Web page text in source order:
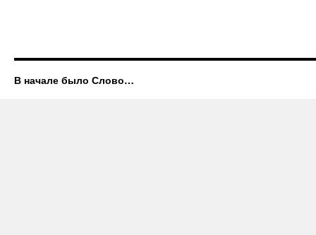
В начале было Слово…